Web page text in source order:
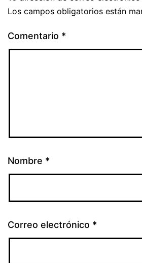
Los campos obligatorios están
Comentario *
Nombre *
Correo electrónico *